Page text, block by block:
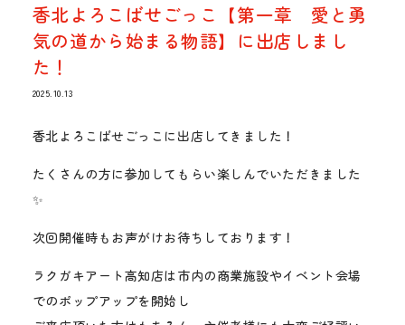
香北よろこばせごっこ【第一章 愛と勇
気の道から始まる物語】に出店しまし
た！
2025.10.13
香北よろこばせごっこに出店してきました！
たくさんの方に参加してもらい楽しんでいただきました
✨
次回開催時もお声がけお待ちしております！
ラクガキアート高知店は市内の商業施設やイベント会場
でのポップアップを開始し